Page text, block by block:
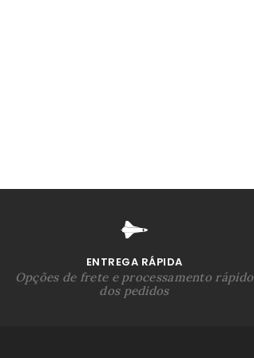
ENTREGA RÁPIDA
Opções de frete e processamento rápido
dos pedidos